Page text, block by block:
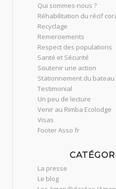
Qui sommes-nous ?
Réhabilitation du récif
Recyclage
Remerciements
Respect des populations
Santé et Sécurité
Soutenir une action
Stationnement du bateau
Testimonial
Un peu de lecture
Venir au Rimba Ecolodge
Visas
Footer Asso fr
La presse
Le blog